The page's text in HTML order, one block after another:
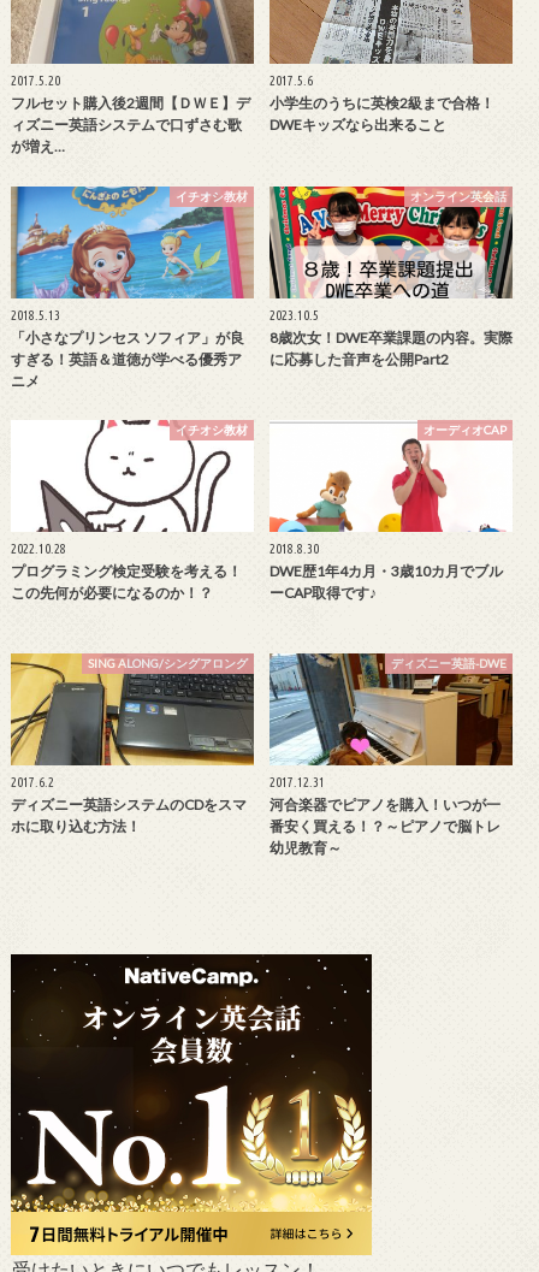
2017.5.20
フルセット購入後2週間【ＤＷＥ】デ
ィズニー英語システムで口ずさむ歌
が増え…
2017.5.6
小学生のうちに英検2級まで合格！
DWEキッズなら出来ること
イチオシ教材
2018.5.13
「小さなプリンセス ソフィア」が良
すぎる！英語＆道徳が学べる優秀ア
ニメ
オンライン英会話
2023.10.5
8歳次女！DWE卒業課題の内容。実際
に応募した音声を公開Part2
イチオシ教材
2022.10.28
プログラミング検定受験を考える！
この先何が必要になるのか！？
オーディオCAP
2018.8.30
DWE歴1年4カ月・3歳10カ月でブル
ーCAP取得です♪
SING ALONG/シングアロング
2017.6.2
ディズニー英語システムのCDをスマ
ホに取り込む方法！
ディズニー英語-DWE
2017.12.31
河合楽器でピアノを購入！いつが一
番安く買える！？～ピアノで脳トレ
幼児教育～